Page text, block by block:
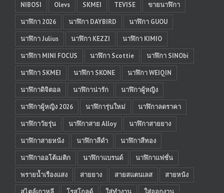
NIBOSI
Olevs SKMEI TEVISE
ขายนาฬิกา
นาฬิกา 2026
นาฬิกา DAYBIRD
นาฬิกา GUOU
นาฬิกา Julius
นาฬิกา KEZZI
นาฬิกา KIMIO
นาฬิกา MINI FOCUS
นาฬิกา Scottie
นาฬิกา SINObi
นาฬิกา SKMEI
นาฬิกา SKONE
นาฬิกา WEIQIN
นาฬิกาดิจิตอล
นาฬิกาน่ารัก
นาฬิกาผู้หญิง
นาฬิกาผู้หญิง 2026
นาฬิการุ่นใหม่
นาฬิกาลดราคา
นาฬิกาวัยรุ่น
นาฬิกาสาย Alloy
นาฬิกาสายยาง
นาฬิกาสายหนัง
นาฬิกาสีดำ
นาฬิกาสีทอง
นาฬิกาออโต้เมติก
นาฬิกาแบรนด์
นาฬิกาแฟชั่น
พรายน้ำเรืองแสง
สายยาง สายสแตนเลส
สายหนัง